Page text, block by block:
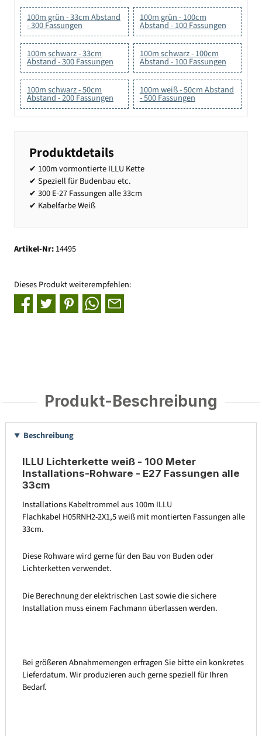
100m grün - 33cm Abstand
- 300 Fassungen
100m grün - 100cm
Abstand - 100 Fassungen
100m schwarz - 33cm
Abstand - 300 Fassungen
100m schwarz - 100cm
Abstand - 100 Fassungen
100m schwarz - 50cm
Abstand - 200 Fassungen
100m weiß - 50cm Abstand
- 500 Fassungen
Produktdetails
✔ 100m vormontierte ILLU Kette
✔ Speziell für Budenbau etc.
✔ 300 E-27 Fassungen alle 33cm
✔ Kabelfarbe Weiß
Artikel-Nr:14495
Dieses Produkt weiterempfehlen:
Produkt-Beschreibung
Beschreibung
ILLU Lichterkette weiß - 100 Meter
Installations-Rohware - E27 Fassungen alle
33cm
Installations Kabeltrommel aus 100m ILLU
Flachkabel H05RNH2-2X1,5 weiß mit montierten Fassungen alle
33cm.
Diese Rohware wird gerne für den Bau von Buden oder
Lichterketten verwendet.
Die Berechnung der elektrischen Last sowie die sichere
Installation muss einem Fachmann überlassen werden.
Bei größeren Abnahmemengen erfragen Sie bitte ein konkretes
Lieferdatum. Wir produzieren auch gerne speziell für Ihren
Bedarf.